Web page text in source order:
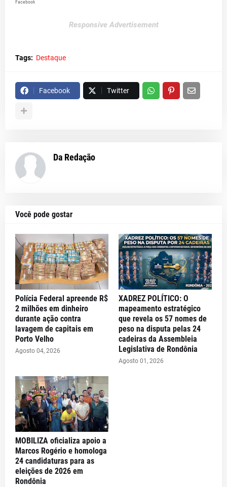
Facebook
Responsive Advertisement
Tags: Destaque
Facebook Twitter
Da Redação
Você pode gostar
Polícia Federal apreende R$
2 milhões em dinheiro
durante ação contra
lavagem de capitais em
Porto Velho
Agosto 04, 2026
XADREZ POLÍTICO: O
mapeamento estratégico
que revela os 57 nomes de
peso na disputa pelas 24
cadeiras da Assembleia
Legislativa de Rondônia
Agosto 01, 2026
MOBILIZA oficializa apoio a
Marcos Rogério e homologa
24 candidaturas para as
eleições de 2026 em
Rondônia